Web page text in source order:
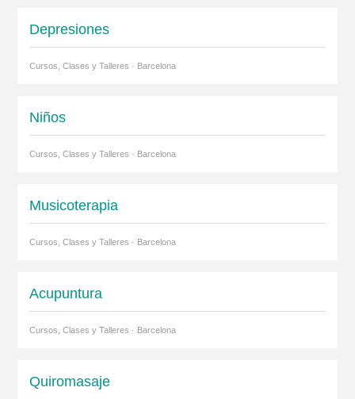
Depresiones
Cursos, Clases y Talleres · Barcelona
Niños
Cursos, Clases y Talleres · Barcelona
Musicoterapia
Cursos, Clases y Talleres · Barcelona
Acupuntura
Cursos, Clases y Talleres · Barcelona
Quiromasaje